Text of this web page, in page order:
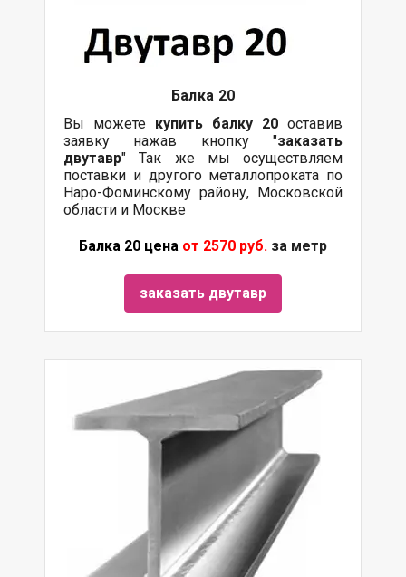
Балка 20
Вы можете купить балку 20 оставив
заявку нажав кнопку "заказать
двутавр" Так же мы осуществляем
поставки и другого металлопроката по
Наро-Фоминскому району, Московской
области и Москве
Балка 20 цена от 2570 руб. за метр
заказать двутавр